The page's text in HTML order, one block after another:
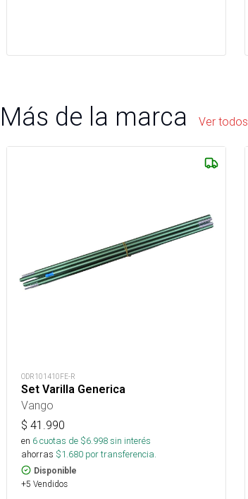
Más de la marca Ver todos
ODR101410FE-R
Set Varilla Generica
Vango
$ 41.990
en 6cuotas de $6.998sin interés
ahorras $1.680 por transferencia.
Disponible
+5 Vendidos